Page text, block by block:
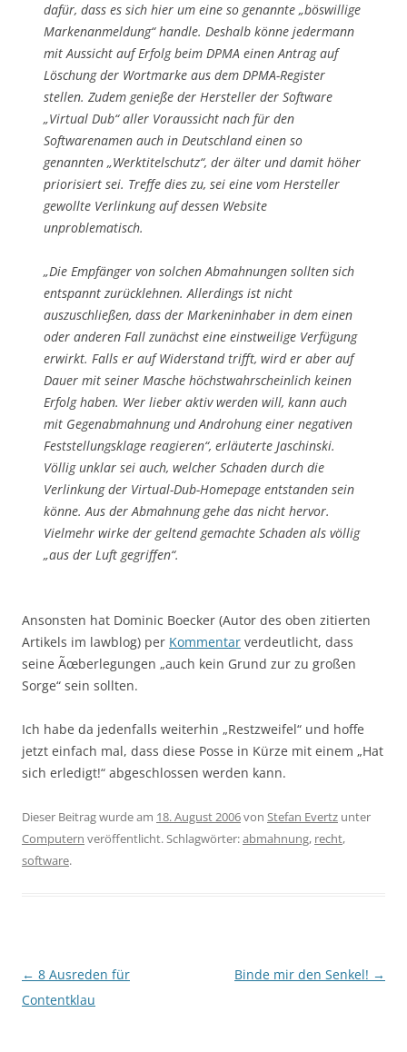
dafür, dass es sich hier um eine so genannte „böswillige
Markenanmeldung“ handle. Deshalb könne jedermann
mit Aussicht auf Erfolg beim DPMA einen Antrag auf
Löschung der Wortmarke aus dem DPMA-Register
stellen. Zudem genieße der Hersteller der Software
„Virtual Dub“ aller Voraussicht nach für den
Softwarenamen auch in Deutschland einen so
genannten „Werktitelschutz“, der älter und damit höher
priorisiert sei. Treffe dies zu, sei eine vom Hersteller
gewollte Verlinkung auf dessen Website
unproblematisch.
„Die Empfänger von solchen Abmahnungen sollten sich
entspannt zurücklehnen. Allerdings ist nicht
auszuschließen, dass der Markeninhaber in dem einen
oder anderen Fall zunächst eine einstweilige Verfügung
erwirkt. Falls er auf Widerstand trifft, wird er aber auf
Dauer mit seiner Masche höchstwahrscheinlich keinen
Erfolg haben. Wer lieber aktiv werden will, kann auch
mit Gegenabmahnung und Androhung einer negativen
Feststellungsklage reagieren“, erläuterte Jaschinski.
Völlig unklar sei auch, welcher Schaden durch die
Verlinkung der Virtual-Dub-Homepage entstanden sein
könne. Aus der Abmahnung gehe das nicht hervor.
Vielmehr wirke der geltend gemachte Schaden als völlig
„aus der Luft gegriffen“.
Ansonsten hat Dominic Boecker (Autor des oben zitierten
Artikels im lawblog) per Kommentar verdeutlicht, dass
seine Ãœberlegungen „auch kein Grund zur zu großen
Sorge“ sein sollten.
Ich habe da jedenfalls weiterhin „Restzweifel“ und hoffe
jetzt einfach mal, dass diese Posse in Kürze mit einem „Hat
sich erledigt!“ abgeschlossen werden kann.
Dieser Beitrag wurde am 18. August 2006von Stefan Evertz unter
Computern veröffentlicht. Schlagwörter:abmahnung, recht,
software.
Beitragsnavigation
← 8 Ausreden für
Contentklau
Binde mir den Senkel! →